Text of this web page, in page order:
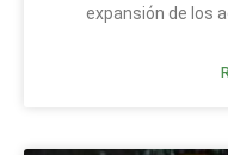
expansión de los